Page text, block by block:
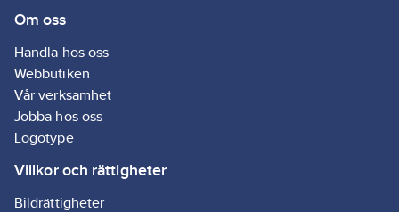
Om oss
Handla hos oss
Webbutiken
Vår verksamhet
Jobba hos oss
Logotype
Villkor och rättigheter
Bildrättigheter